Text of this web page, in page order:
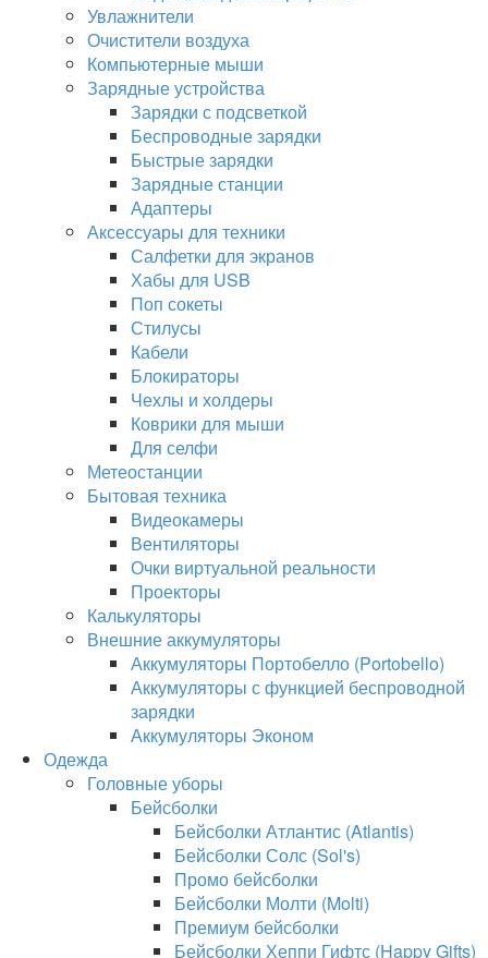
Увлажнители
Очистители воздуха
Компьютерные мыши
Зарядные устройства
Зарядки с подсветкой
Беспроводные зарядки
Быстрые зарядки
Зарядные станции
Адаптеры
Аксессуары для техники
Салфетки для экранов
Хабы для USB
Поп сокеты
Стилусы
Кабели
Блокираторы
Чехлы и холдеры
Коврики для мыши
Для селфи
Метеостанции
Бытовая техника
Видеокамеры
Вентиляторы
Очки виртуальной реальности
Проекторы
Калькуляторы
Внешние аккумуляторы
Аккумуляторы Портобелло (Portobello)
Аккумуляторы с функцией беспроводной
зарядки
Аккумуляторы Эконом
Одежда
Головные уборы
Бейсболки
Бейсболки Атлантис (Atlantis)
Бейсболки Солс (Sol's)
Промо бейсболки
Бейсболки Молти (Molti)
Премиум бейсболки
Бейсболки Хеппи Гифтс (Happy Gifts)